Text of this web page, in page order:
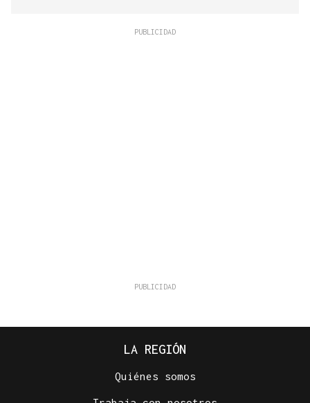
LA REGIÓN
Quiénes somos